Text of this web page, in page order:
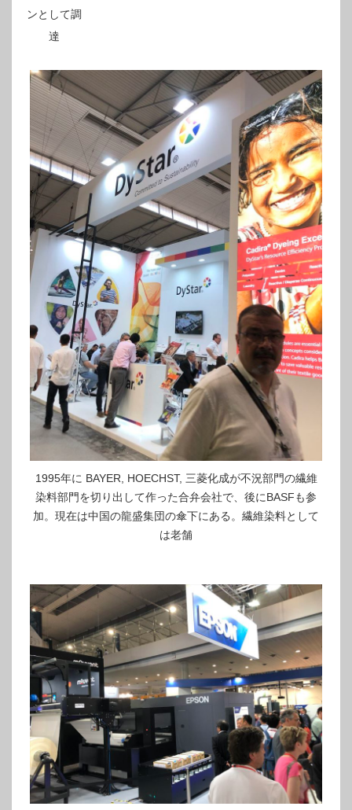
ンとして調
達
1995年に BAYER, HOECHST, 三菱化成が不況部門の繊維
染料部門を切り出して作った合弁会社で、後にBASFも参
加。現在は中国の龍盛集団の傘下にある。繊維染料として
は老舗